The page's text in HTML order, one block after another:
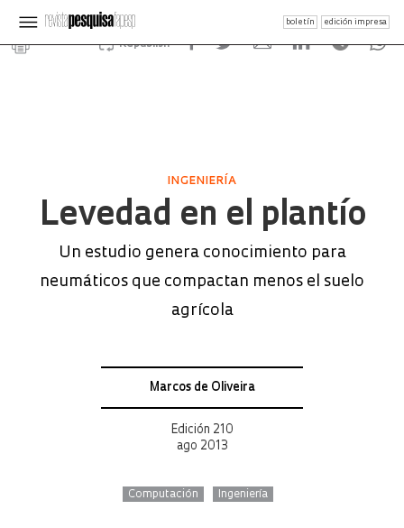
boletín edición impresa
Republish
INGENIERÍA
Levedad en el plantío
Un estudio genera conocimiento para
neumáticos que compactan menos el suelo
agrícola
Marcos de Oliveira
Edición 210
ago 2013
Computación Ingeniería